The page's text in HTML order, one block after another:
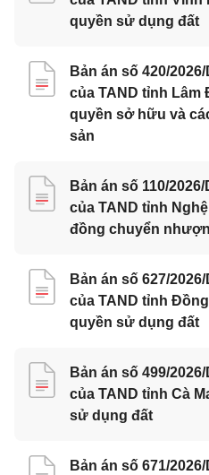
quyền sử dụng đất
Bản án số 420/
của TAND tỉnh Lâm
quyền sở hữu và
sản
Bản án số 110/
của TAND tỉnh
đồng chuyển
Bản án số 627/
của TAND tỉnh
quyền sử dụng đất
Bản án số 499/
của TAND tỉnh Cà
sử dụng đất
Bản án số 671/